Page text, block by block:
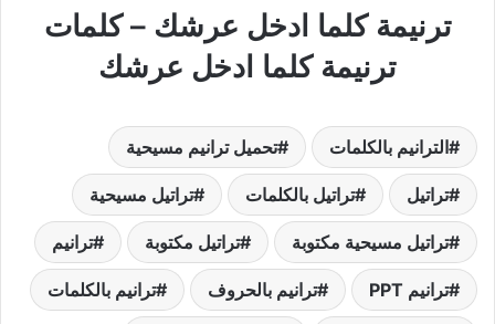
ترنيمة كلما ادخل عرشك – كلمات
ترنيمة كلما ادخل عرشك
الترانيم بالكلمات تحميل ترانيم مسيحية
تراتيل تراتيل بالكلمات تراتيل مسيحية
تراتيل مسيحية مكتوبة تراتيل مكتوبة ترانيم
ترانيم PPT ترانيم بالحروف ترانيم بالكلمات